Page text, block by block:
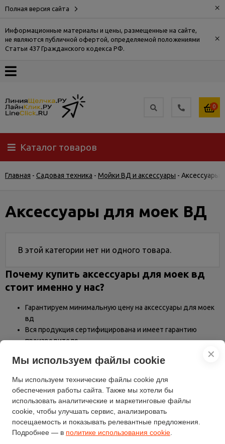
Полная версия сайта ×
Информационные материалы и цены, размещенные на сайте,
не являются публичной офертой, определяемой положениями
Статьи 437 Гражданского кодекса РФ.
×
О
Доставка
Самовывоз
Гарантия
сервис
и
0
Каталог товаров
Главная - Садовая техника - Мойки ВД и аксессуары - Аксессуары
Аксессуары для моек ВД
В этой категории нет ни одного товара.
Почему купить аксессуары для моек вд
стоит именно у нас?
Гарантируем минимальную цену на аксессуары для моек
вд
Вся продукция сертифицирована и имеет гарантию
производителя
Всего в продаже 0 товаров по цене от 0 руб.
Информация Каталог
✕
Мы используем файлы cookie
Мы используем технические файлы cookie для
обеспечения работы сайта. Также мы хотели бы
использовать аналитические и маркетинговые файлы
cookie, чтобы улучшать сервис, анализировать
посещаемость и показывать релевантные предложения.
Подробнее — в политике использования cookie